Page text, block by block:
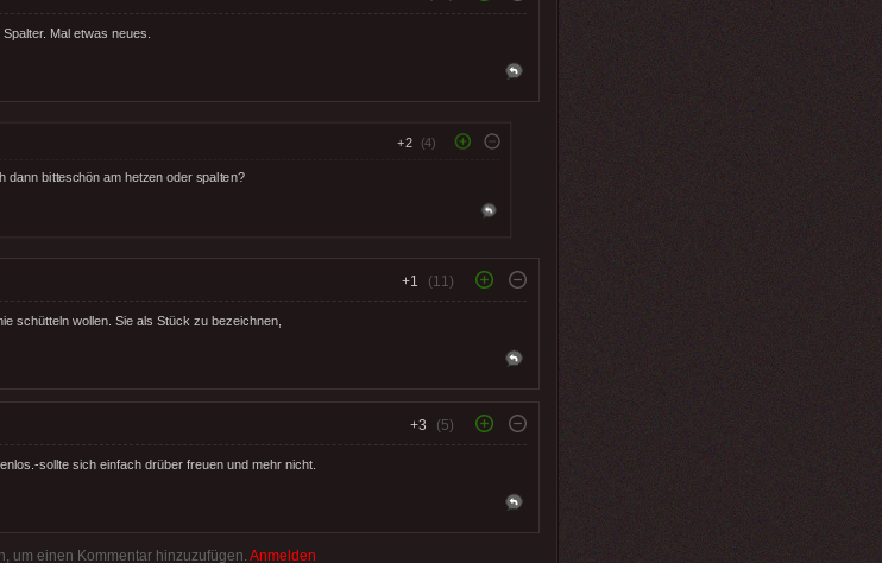
Mal etwas neues.
+2 (4)
dann bitteschön am hetzen oder spalten?
+1 (11)
schütteln wollen. Sie als Stück zu bezeichnen,
+3 (5)
sollte sich einfach drüber freuen und mehr nicht.
um einen Kommentar hinzuzufügen. Anmelden